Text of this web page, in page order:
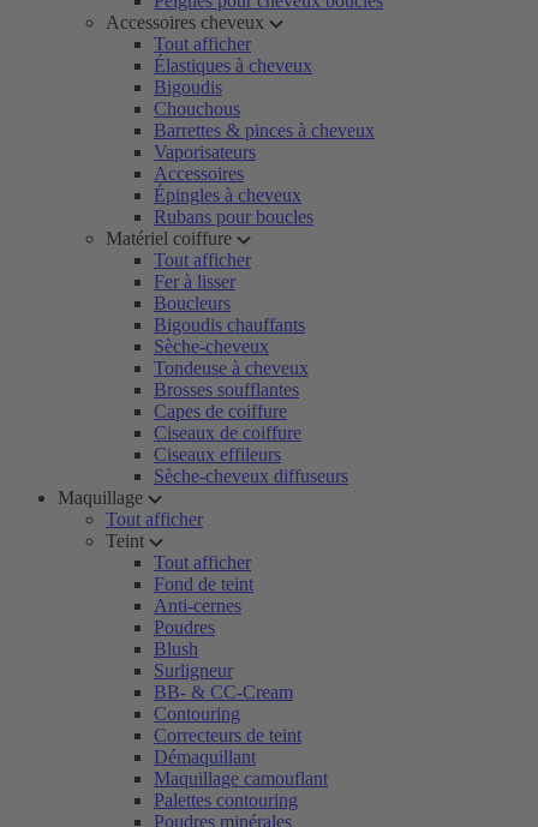
Accessoires cheveux
Tout afficher
Élastiques à cheveux
Bigoudis
Chouchous
Barrettes & pinces à cheveux
Vaporisateurs
Accessoires
Épingles à cheveux
Rubans pour boucles
Matériel coiffure
Tout afficher
Fer à lisser
Boucleurs
Bigoudis chauffants
Sèche-cheveux
Tondeuse à cheveux
Brosses soufflantes
Capes de coiffure
Ciseaux de coiffure
Ciseaux effileurs
Sèche-cheveux diffuseurs
Maquillage
Tout afficher
Teint
Tout afficher
Fond de teint
Anti-cernes
Poudres
Blush
Surligneur
BB- & CC-Cream
Contouring
Correcteurs de teint
Démaquillant
Maquillage camouflant
Palettes contouring
Poudres minérales